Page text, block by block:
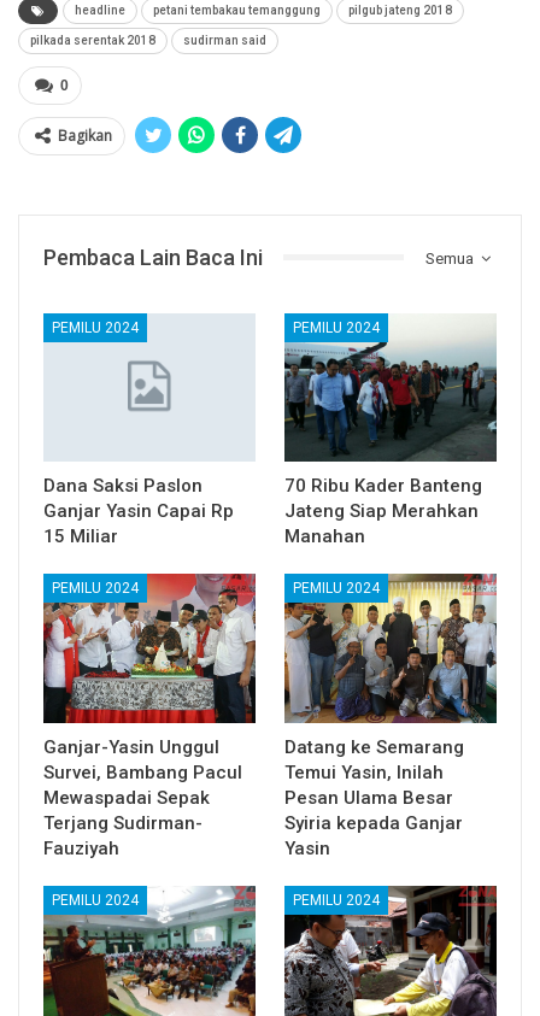
headline petani tembakau temanggung pilgub jateng 2018
pilkada serentak 2018 sudirman said
0
Bagikan
Semua
Pembaca Lain Baca Ini
PEMILU 2024
Dana Saksi Paslon
Ganjar Yasin Capai Rp
15 Miliar
PEMILU 2024
70 Ribu Kader Banteng
Jateng Siap Merahkan
Manahan
PEMILU 2024
Ganjar-Yasin Unggul
Survei, Bambang Pacul
Mewaspadai Sepak
Terjang Sudirman-
Fauziyah
PEMILU 2024
Datang ke Semarang
Temui Yasin, Inilah
Pesan Ulama Besar
Syiria kepada Ganjar
Yasin
PEMILU 2024 PEMILU 2024